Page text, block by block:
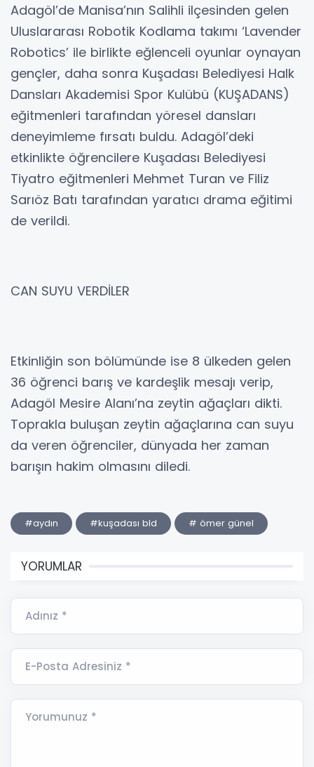
Adagöl’de Manisa’nın Salihli ilçesinden gelen
Uluslararası Robotik Kodlama takımı ‘Lavender
Robotics’ ile birlikte eğlenceli oyunlar oynayan
gençler, daha sonra Kuşadası Belediyesi Halk
Dansları Akademisi Spor Kulübü (KUŞADANS)
eğitmenleri tarafından yöresel dansları
deneyimleme fırsatı buldu. Adagöl’deki
etkinlikte öğrencilere Kuşadası Belediyesi
Tiyatro eğitmenleri Mehmet Turan ve Filiz
Sarıöz Batı tarafından yaratıcı drama eğitimi
de verildi.
CAN SUYU VERDİLER
Etkinliğin son bölümünde ise 8 ülkeden gelen
36 öğrenci barış ve kardeşlik mesajı verip,
Adagöl Mesire Alanı’na zeytin ağaçları dikti.
Toprakla buluşan zeytin ağaçlarına can suyu
da veren öğrenciler, dünyada her zaman
barışın hakim olmasını diledi.
#aydın #kuşadası bld # ömer günel
YORUMLAR
Adınız *
E-Posta Adresiniz *
Yorumunuz *